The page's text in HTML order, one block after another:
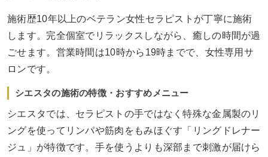
施術歴10年以上のベテラン女性セラピストが丁寧に施術
します。完全個室でリラックスしながら、癒しの時間が過
ごせます。営業時間は10時から19時までで、女性専用サ
ロンです。
シエスタの施術の特徴・おすすめメニュー
シエスタでは、セラピストの手ではなく特殊な金属製のリ
ングを使ってリンパや筋肉をもみほぐす「リングドレナー
ジュ」が特徴です。手を使うよりも深部まで刺激が届けら